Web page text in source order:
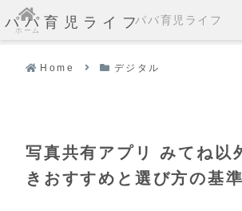
パパ育児ライフ
Home デジタル
写真共有アプリ みてね以
きおすすめと選び方の基準
ホーム
パパ育児ライフ